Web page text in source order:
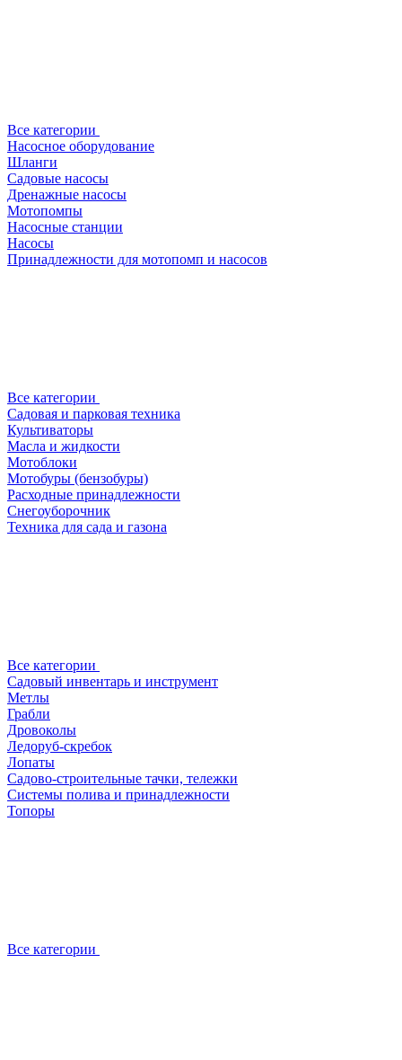
Все категории
Насосное оборудование
Шланги
Садовые насосы
Дренажные насосы
Мотопомпы
Насосные станции
Насосы
Принадлежности для мотопомп и насосов
Все категории
Садовая и парковая техника
Культиваторы
Масла и жидкости
Мотоблоки
Мотобуры (бензобуры)
Расходные принадлежности
Снегоуборочник
Техника для сада и газона
Все категории
Садовый инвентарь и инструмент
Метлы
Грабли
Дровоколы
Ледоруб-скребок
Лопаты
Садово-строительные тачки, тележки
Системы полива и принадлежности
Топоры
Все категории